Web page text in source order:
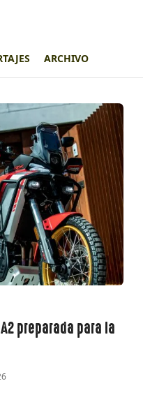
ARCHIVO
preparada para la